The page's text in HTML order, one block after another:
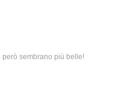
però sembrano più belle!